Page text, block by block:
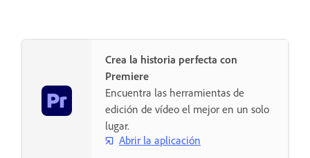
Crea la historia perfecta con
Premiere
Encuentra las herramientas de
edición de vídeo el mejor en un solo
lugar.
Abrir la aplicación